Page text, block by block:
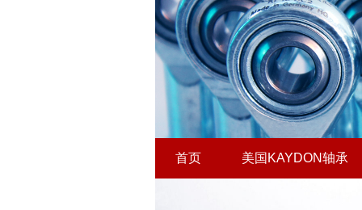
首页 美国KAYDON轴承